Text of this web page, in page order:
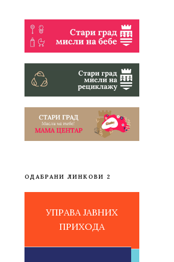
ОДАБРАНИ ЛИНКОВИ 2
УПРАВА ЈАВНИХ
ПРИХОДА